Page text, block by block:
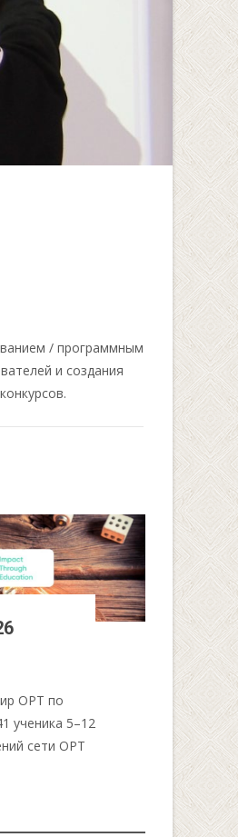
/ программным
и создания
ОРТ по
ученика 5–12
сети ОРТ